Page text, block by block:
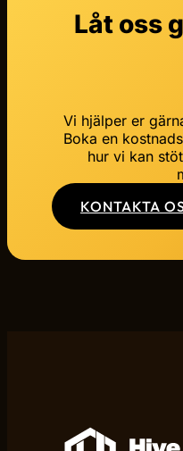
Låt oss
Vi hjälper er
Boka en
hur vi kan
KONTAKTA